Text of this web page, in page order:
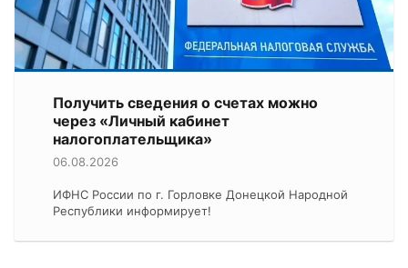
Получить сведения о счетах можно
через «Личный кабинет
налогоплательщика»
06.08.2026
ИФНС России по г. Горловке Донецкой Народной
Республики информирует!